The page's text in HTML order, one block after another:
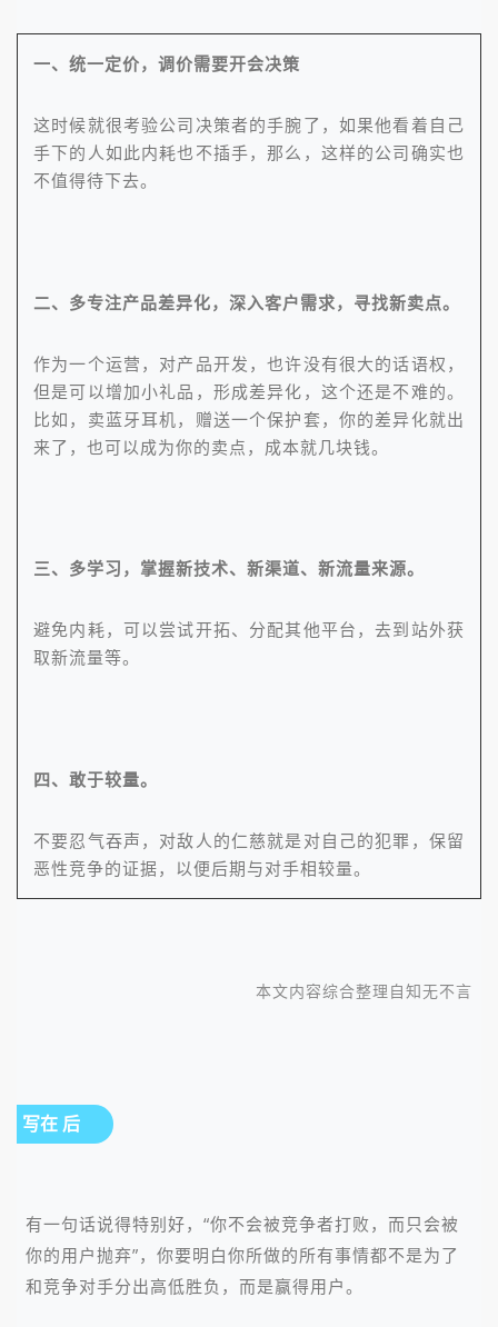
一、统一定价，调价需要开会决策
这时候就很考验公司决策者的手腕了，如果他看着自己
手下的人如此内耗也不插手，那么，这样的公司确实也
不值得待下去。
二、多专注产品差异化，深入客户需求，寻找新卖点。
作为一个运营，对产品开发，也许没有很大的话语权，
但是可以增加小礼品，形成差异化，这个还是不难的。
比如，卖蓝牙耳机，赠送一个保护套，你的差异化就出
来了，也可以成为你的卖点，成本就几块钱。
三、多学习，掌握新技术、新渠道、新流量来源。
避免内耗，可以尝试开拓、分配其他平台，去到站外获
取新流量等。
四、敢于较量。
不要忍气吞声，对敌人的仁慈就是对自己的犯罪，保留
恶性竞争的证据，以便后期与对手相较量。
本文内容综合整理自知无不言
写在 后
有一句话说得特别好，“你不会被竞争者打败，而只会被
你的用户抛弃”，你要明白你所做的所有事情都不是为了
和竞争对手分出高低胜负，而是赢得用户。